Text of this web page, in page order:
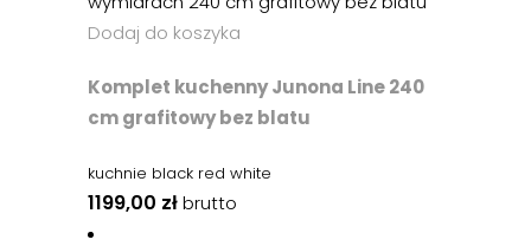
Dodaj do koszyka
Komplet kuchenny Junona Line 240
cm grafitowy bez blatu
kuchnie black red white
1199,00 złbrutto